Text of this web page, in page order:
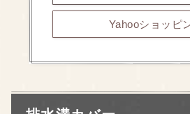
Yahooショッピ